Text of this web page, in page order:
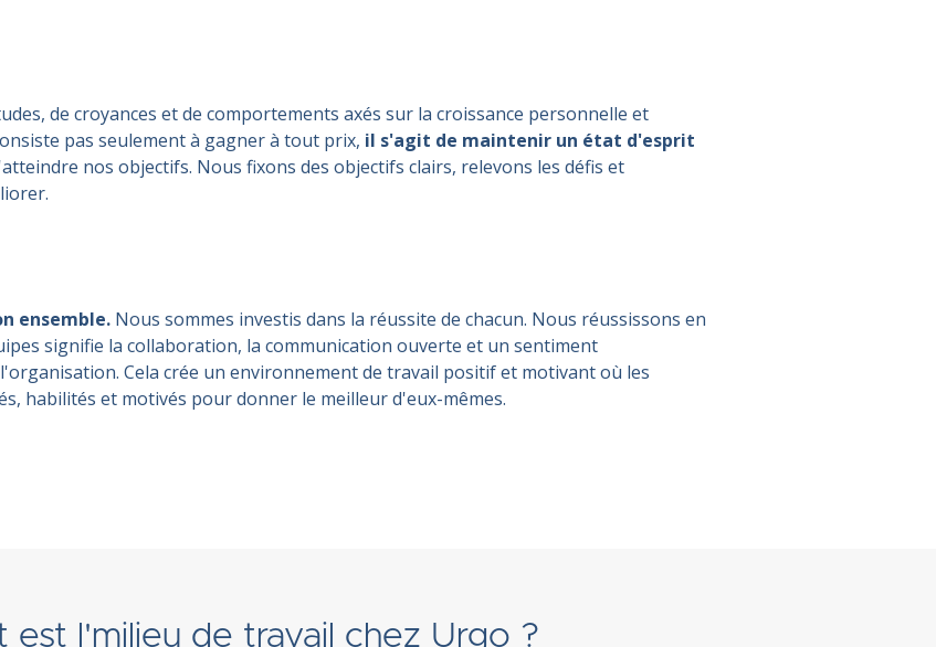
de croyances et de comportements axés sur la croissance personnelle et
pas seulement à gagner à tout prix, il s'agit de maintenir un état d'esprit
nos objectifs. Nous fixons des objectifs clairs, relevons les défis et
ensemble. Nous sommes investis dans la réussite de chacun. Nous réussissons en
signifie la collaboration, la communication ouverte et un sentiment
Cela crée un environnement de travail positif et motivant où les
habilités et motivés pour donner le meilleur d'eux-mêmes.
est l'milieu de travail chez Urgo ?